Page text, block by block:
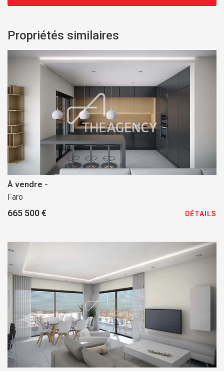
Propriétés similaires
À vendre -
Faro
665 500 € DÉTAILS